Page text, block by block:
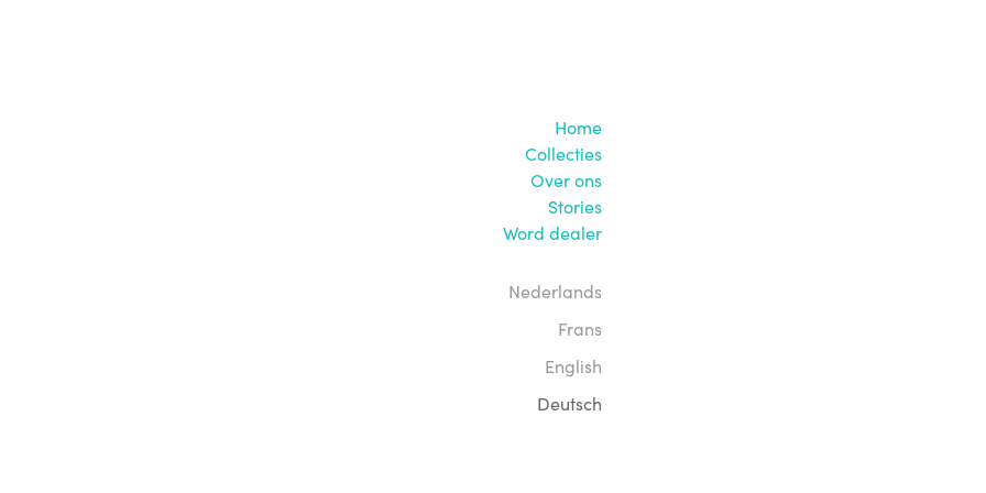
Home
Collecties
Over ons
Stories
Word dealer
Nederlands
Frans
English
Deutsch